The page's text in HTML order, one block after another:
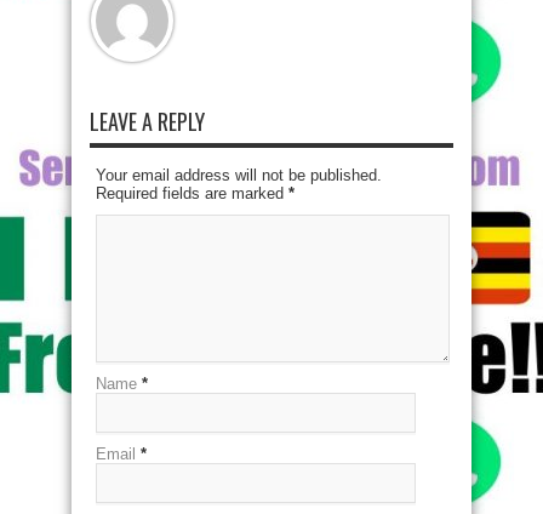
LEAVE A REPLY
Your email address will not be published.
Required fields are marked *
Name *
Email *